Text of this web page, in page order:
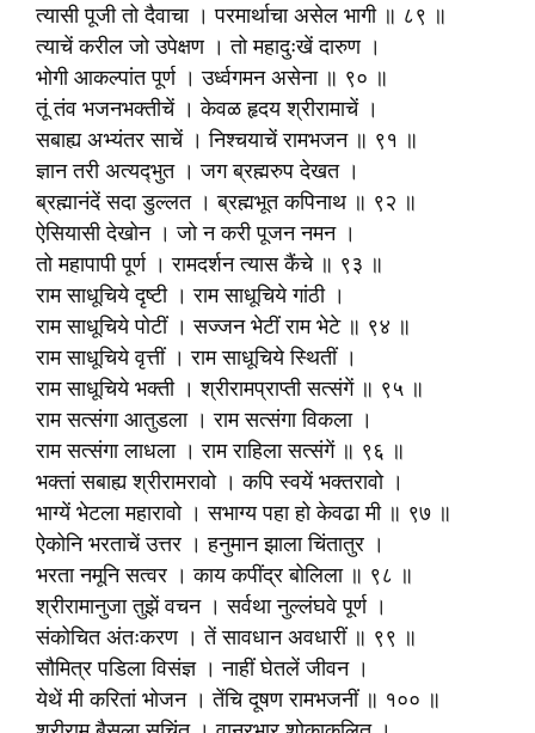
त्यासी पूजी तो दैवाचा । परमार्थाचा असेल भागी ॥ ८९ ॥
त्याचें करील जो उपेक्षण । तो महादुःखें दारुण ।
भोगी आकल्पांत पूर्ण । उर्ध्वगमन असेना ॥ ९० ॥
तूं तंव भजनभक्तीचें । केवळ हृदय श्रीरामाचें ।
सबाह्य अभ्यंतर साचें । निश्चयाचें रामभजन ॥ ९१ ॥
ज्ञान तरी अत्यद्‍भुत । जग ब्रह्मरुप देखत ।
ब्रह्मानंदें सदा डुल्लत । ब्रह्मभूत कपिनाथ ॥ ९२ ॥
ऐसियासी देखोन । जो न करी पूजन नमन ।
तो महापापी पूर्ण । रामदर्शन त्यास कैंचे ॥ ९३ ॥
राम साधूचिये दृष्टी । राम साधूचिये गांठी ।
राम साधूचिये पोटीं । सज्जन भेटीं राम भेटे ॥ ९४ ॥
राम साधूचिये वृत्तीं । राम साधूचिये स्थितीं ।
राम साधूचिये भक्ती । श्रीरामप्राप्ती सत्संगें ॥ ९५ ॥
राम सत्संगा आतुडला । राम सत्संगा विकला ।
राम सत्संगा लाधला । राम राहिला सत्संगें ॥ ९६ ॥
भक्तां सबाह्य श्रीरामरावो । कपि स्वयें भक्तरावो ।
भाग्यें भेटला महारावो । सभाग्य पहा हो केवढा मी ॥ ९७ ॥
ऐकोनि भरताचें उत्तर । हनुमान झाला चिंतातुर ।
भरता नमूनि सत्वर । काय कपींद्र बोलिला ॥ ९८ ॥
श्रीरामानुजा तुझें वचन । सर्वथा नुल्लंघवे पूर्ण ।
संकोचित अंतःकरण । तें सावधान अवधारीं ॥ ९९ ॥
सौ‍मित्र पडिला विसंज्ञ । नाहीं घेतलें जीवन ।
येथें मी करितां भोजन । तेंचि दूषण रामभजनीं ॥ १०० ॥